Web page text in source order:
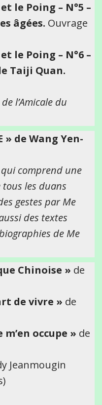
et le Poing – N°5 –
âgées. Ouvrage
et le Poing – N°6 –
Taiji Quan.
l’Amicale du
» de Wang Yen-
comprend une
les duans
gestes par Me
des textes
de Me
Chinoise » de
de vivre » de
m’en occupe » de
Jeanmougin